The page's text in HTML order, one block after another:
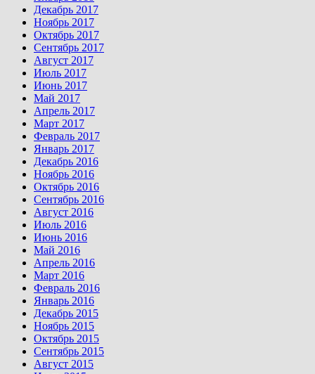
Декабрь 2017
Ноябрь 2017
Октябрь 2017
Сентябрь 2017
Август 2017
Июль 2017
Июнь 2017
Май 2017
Апрель 2017
Март 2017
Февраль 2017
Январь 2017
Декабрь 2016
Ноябрь 2016
Октябрь 2016
Сентябрь 2016
Август 2016
Июль 2016
Июнь 2016
Май 2016
Апрель 2016
Март 2016
Февраль 2016
Январь 2016
Декабрь 2015
Ноябрь 2015
Октябрь 2015
Сентябрь 2015
Август 2015